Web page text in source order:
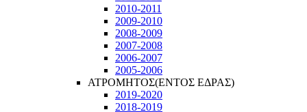
2010-2011
2009-2010
2008-2009
2007-2008
2006-2007
2005-2006
ΑΤΡΟΜΗΤΟΣ(ΕΝΤΟΣ ΕΔΡΑΣ)
2019-2020
2018-2019